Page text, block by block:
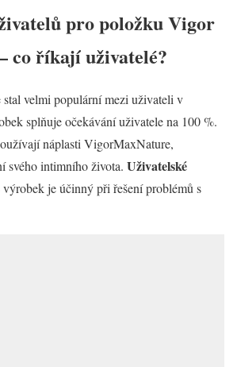
pro položku Vigor
co říkají uživatelé?
velmi populární mezi uživateli v
splňuje očekávání uživatele na 100 %.
náplasti VigorMaxNature,
svého intimního života. Uživatelské
je účinný při řešení problémů s